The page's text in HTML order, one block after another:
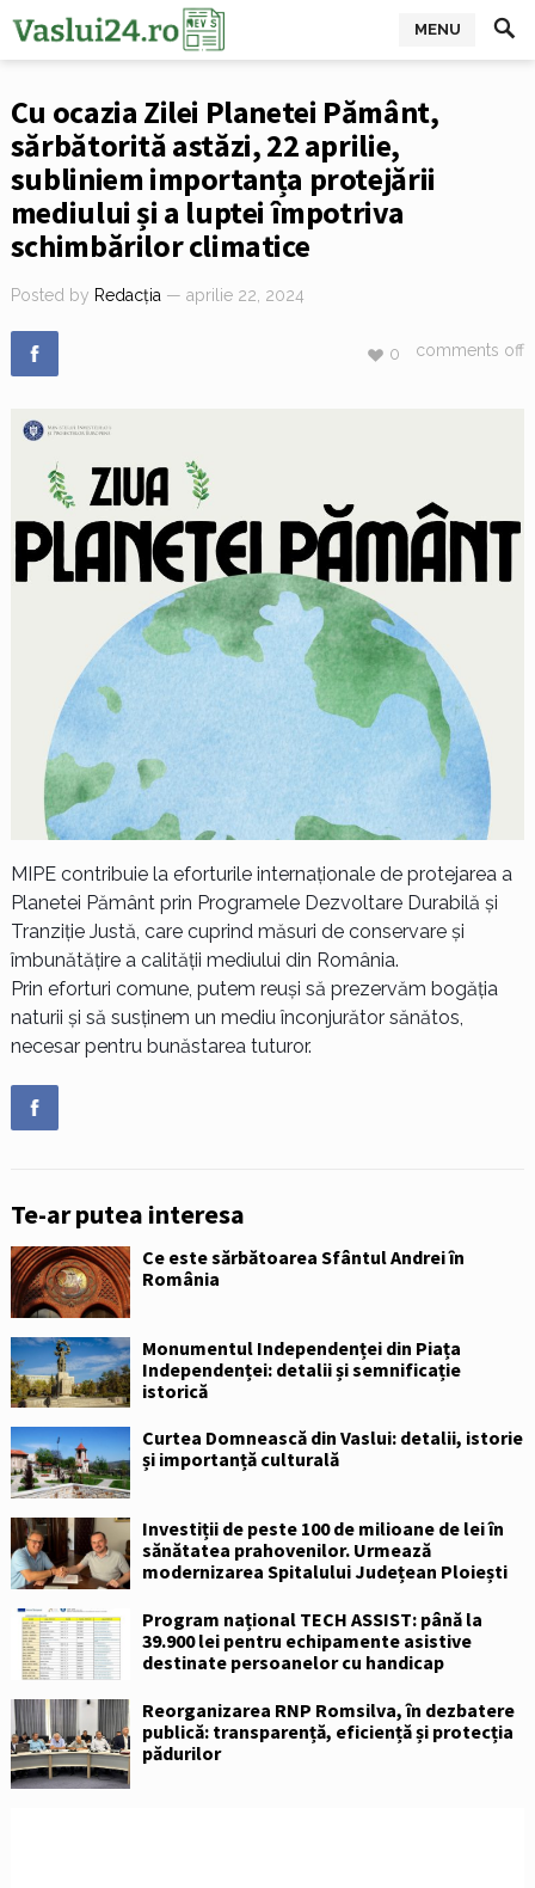
MENU
Cu ocazia Zilei Planetei Pământ,
sărbătorită astăzi, 22 aprilie,
subliniem importanța protejării
mediului și a luptei împotriva
schimbărilor climatice
Posted by Redacția — aprilie 22, 2024
comments off
0
MIPE contribuie la eforturile internaționale de protejarea a
Planetei Pământ prin Programele Dezvoltare Durabilă și
Tranziție Justă, care cuprind măsuri de conservare și
îmbunătățire a calității mediului din România.
Prin eforturi comune, putem reuși să prezervăm bogăția
naturii și să susținem un mediu înconjurător sănătos,
necesar pentru bunăstarea tuturor.
Te-ar putea interesa
Ce este sărbătoarea Sfântul Andrei în
România
Monumentul Independenței din Piața
Independenței: detalii și semnificație
istorică
Curtea Domnească din Vaslui: detalii, istorie
și importanță culturală
Investiții de peste 100 de milioane de lei în
sănătatea prahovenilor. Urmează
modernizarea Spitalului Județean Ploiești
Program național TECH ASSIST: până la
39.900 lei pentru echipamente asistive
destinate persoanelor cu handicap
Reorganizarea RNP Romsilva, în dezbatere
publică: transparență, eficiență și protecția
pădurilor